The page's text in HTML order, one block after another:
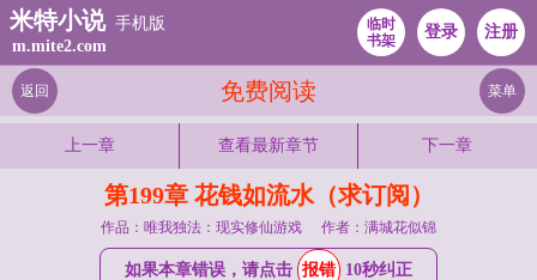
米特小说 手机版
m.mite2.com
临时
书架
登录 注册
免费阅读
返回 菜单
上一章 查看最新章节 下一章
第199章 花钱如流水（求订阅）
作品：唯我独法：现实修仙游戏 作者：满城花似锦
如果本章错误，请点击 报错 10秒纠正